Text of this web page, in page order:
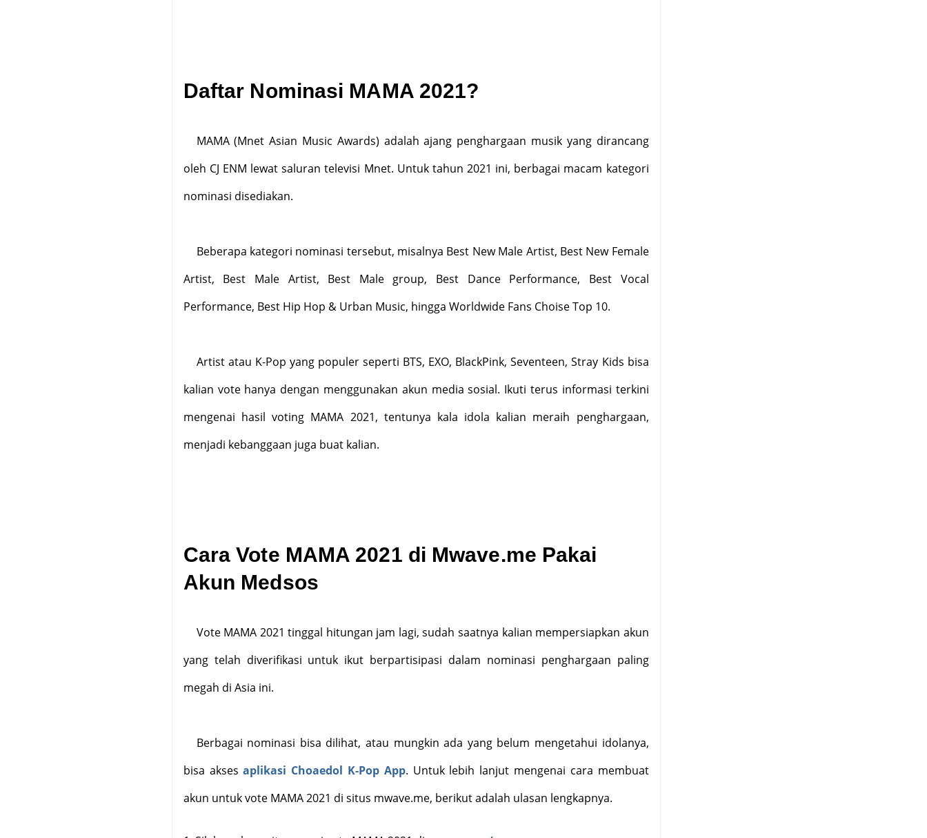
Daftar Nominasi MAMA 2021?
MAMA (Mnet Asian Music Awards) adalah ajang penghargaan musik yang dirancang
oleh CJ ENM lewat saluran televisi Mnet. Untuk tahun 2021 ini, berbagai macam kategori
nominasi disediakan.
Beberapa kategori nominasi tersebut, misalnya Best New Male Artist, Best New Female
Artist, Best Male Artist, Best Male group, Best Dance Performance, Best Vocal
Performance, Best Hip Hop & Urban Music, hingga Worldwide Fans Choise Top 10.
Artist atau K-Pop yang populer seperti BTS, EXO, BlackPink, Seventeen, Stray Kids bisa
kalian vote hanya dengan menggunakan akun media sosial. Ikuti terus informasi terkini
mengenai hasil voting MAMA 2021, tentunya kala idola kalian meraih penghargaan,
menjadi kebanggaan juga buat kalian.
Cara Vote MAMA 2021 di Mwave.me Pakai
Akun Medsos
Vote MAMA 2021 tinggal hitungan jam lagi, sudah saatnya kalian mempersiapkan akun
yang telah diverifikasi untuk ikut berpartisipasi dalam nominasi penghargaan paling
megah di Asia ini.
Berbagai nominasi bisa dilihat, atau mungkin ada yang belum mengetahui idolanya,
bisa aksesaplikasi Choaedol K-Pop App. Untuk lebih lanjut mengenai cara membuat
akun untuk vote MAMA 2021 di situs mwave.me, berikut adalah ulasan lengkapnya.